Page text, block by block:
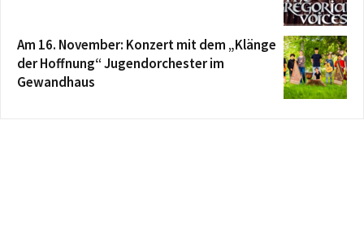
Am 16. November: Konzert mit dem „Klänge
der Hoffnung“ Jugendorchester im
Gewandhaus